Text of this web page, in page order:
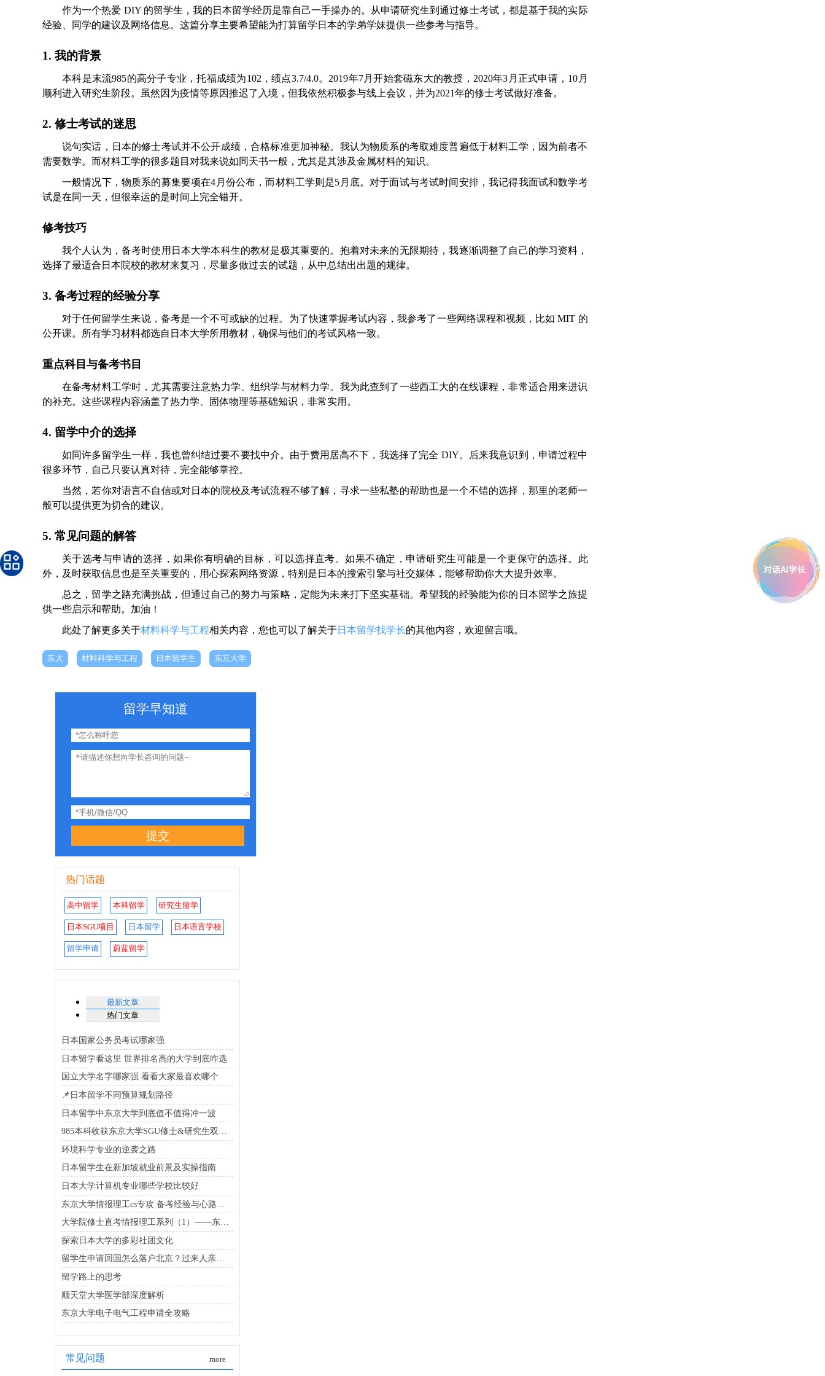
作为一个热爱 DIY 的留学生，我的日本留学经历是靠自己一手操办的。从申请研究生到通过修士考试，都是基于我的实际
经验、同学的建议及网络信息。这篇分享主要希望能为打算留学日本的学弟学妹提供一些参考与指导。
1. 我的背景
本科是末流985的高分子专业，托福成绩为102，绩点3.7/4.0。2019年7月开始套磁东大的教授，2020年3月正式申请，10月
顺利进入研究生阶段。虽然因为疫情等原因推迟了入境，但我依然积极参与线上会议，并为2021年的修士考试做好准备。
2. 修士考试的迷思
说句实话，日本的修士考试并不公开成绩，合格标准更加神秘。我认为物质系的考取难度普遍低于材料工学，因为前者不
需要数学。而材料工学的很多题目对我来说如同天书一般，尤其是其涉及金属材料的知识。
一般情况下，物质系的募集要项在4月份公布，而材料工学则是5月底。对于面试与考试时间安排，我记得我面试和数学考
试是在同一天，但很幸运的是时间上完全错开。
修考技巧
我个人认为，备考时使用日本大学本科生的教材是极其重要的。抱着对未来的无限期待，我逐渐调整了自己的学习资料，
选择了最适合日本院校的教材来复习，尽量多做过去的试题，从中总结出出题的规律。
3. 备考过程的经验分享
对于任何留学生来说，备考是一个不可或缺的过程。为了快速掌握考试内容，我参考了一些网络课程和视频，比如 MIT 的
公开课。所有学习材料都选自日本大学所用教材，确保与他们的考试风格一致。
重点科目与备考书目
在备考材料工学时，尤其需要注意热力学、组织学与材料力学。我为此查到了一些西工大的在线课程，非常适合用来进识
的补充。这些课程内容涵盖了热力学、固体物理等基础知识，非常实用。
4. 留学中介的选择
如同许多留学生一样，我也曾纠结过要不要找中介。由于费用居高不下，我选择了完全 DIY。后来我意识到，申请过程中
很多环节，自己只要认真对待，完全能够掌控。
当然，若你对语言不自信或对日本的院校及考试流程不够了解，寻求一些私塾的帮助也是一个不错的选择，那里的老师一
般可以提供更为切合的建议。
5. 常见问题的解答
关于选考与申请的选择，如果你有明确的目标，可以选择直考。如果不确定，申请研究生可能是一个更保守的选择。此
外，及时获取信息也是至关重要的，用心探索网络资源，特别是日本的搜索引擎与社交媒体，能够帮助你大大提升效率。
总之，留学之路充满挑战，但通过自己的努力与策略，定能为未来打下坚实基础。希望我的经验能为你的日本留学之旅提
供一些启示和帮助。加油！
此处了解更多关于材料科学与工程相关内容，您也可以了解关于日本留学找学长的其他内容，欢迎留言哦。
东大 材料科学与工程 日本留学生 东京大学
留学早知道
提交
热门话题
高中留学 本科留学 研究生留学
日本SGU项目 日本留学 日本语言学校
留学申请 蔚蓝留学
最新文章
热门文章
日本国家公务员考试哪家强
日本留学看这里 世界排名高的大学到底咋选
国立大学名字哪家强 看看大家最喜欢哪个
📌日本留学不同预算规划路径
日本留学中东京大学到底值不值得冲一波
985本科收获东京大学SGU修士&研究生双合格
环境科学专业的逆袭之路
日本留学生在新加坡就业前景及实操指南
日本大学计算机专业哪些学校比较好
大学院修士直考情报理工系列（1）——东京大学
探索日本大学的多彩社团文化
留学生申请回国怎么落户北京？过来人亲身经历！
留学路上的思考
顺天堂大学医学部深度解析
东京大学电子电气工程申请全攻略
常见问题 more